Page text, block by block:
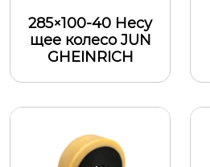
285×100-40 Hесу
щее колесо JUN
GHEINRICH